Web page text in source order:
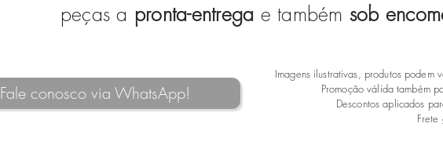
peças a pronta-entrega e também sob
Fale conosco via WhatsApp!
Imagens ilustrativas, produtos podem
Promoção válida também
Descontos aplicados